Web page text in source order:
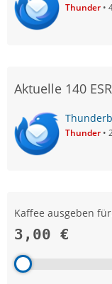
Thunder
Aktuelle 140
Thunder
Kaffee ausgeben
3,00 €